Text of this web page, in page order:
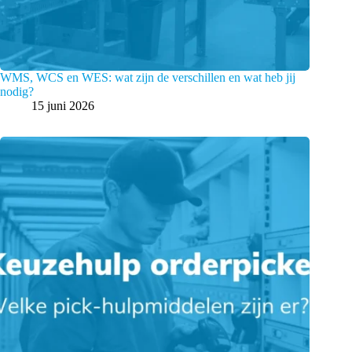
WMS, WCS en WES: wat zijn de verschillen en wat heb jij
nodig?
15 juni 2026